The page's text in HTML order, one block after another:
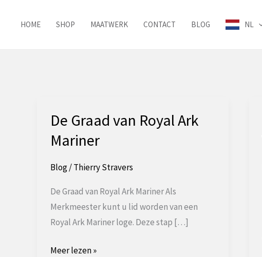
HOME SHOP MAATWERK CONTACT BLOG NL
De Graad van Royal Ark
Mariner
Blog/Thierry Stravers
De Graad van Royal Ark Mariner Als
Merkmeester kunt u lid worden van een
Royal Ark Mariner loge. Deze stap […]
De
Meer lezen »